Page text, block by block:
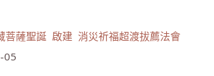
菩薩聖誕 啟建 消災祈福超渡拔薦法會
05